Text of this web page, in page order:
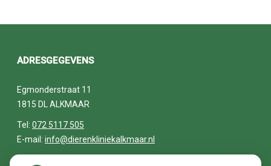
ADRESGEGEVENS
Egmonderstraat 11
1815 DL ALKMAAR
Tel: 072 5117 505
E-mail: info@dierenkliniekalkmaar.nl